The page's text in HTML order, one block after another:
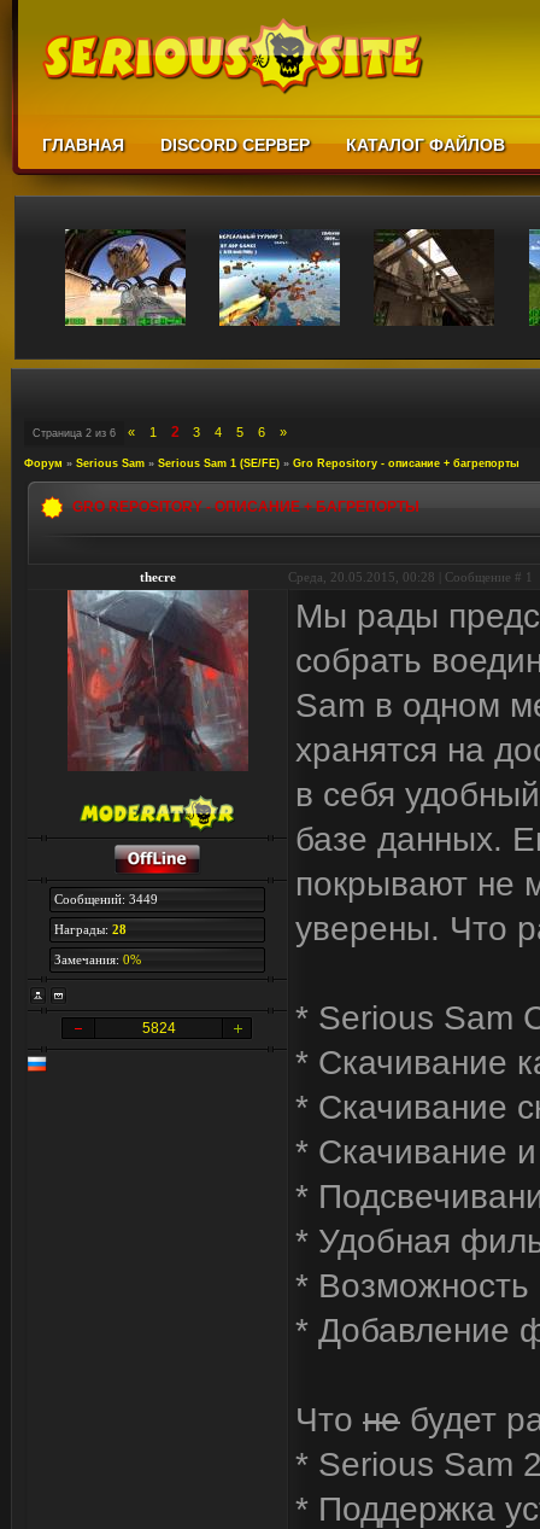
ГЛАВНАЯ DISCORD СЕРВЕР КАТАЛОГ ФАЙЛОВ
Страница 2 из 6 « 1 2 3 4 5 6 »
Форум » Serious Sam » Serious Sam 1 (SE/FE) » Gro Repository - описание + багрепорты
GRO REPOSITORY - ОПИСАНИЕ + БАГРЕПОРТЫ
thecre Среда, 20.05.2015, 00:28 | Сообщение # 1
Сообщений: 3449
Награды: 28
Замечания: 0%
5824
Мы рады
собрать
Sam в одном
хранятся на
в себя
базе данных.
покрывают не
уверены. Что
* Serious Sam
* Скачивание
* Скачивание
* Скачивание и
*
* Удобная
* Возможность
* Добавление
Что не будет
* Serious Sam
* Поддержка